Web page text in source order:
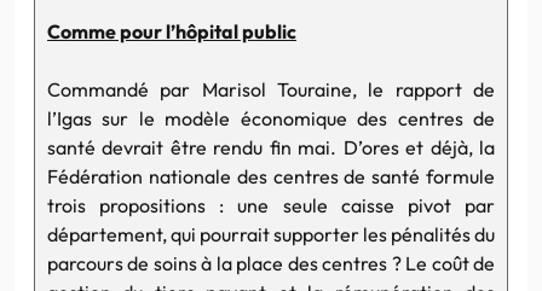
Comme pour l’hôpital public
Commandé par Marisol Touraine, le rapport de
l’Igas sur le modèle économique des centres de
santé devrait être rendu fin mai. D’ores et déjà, la
Fédération nationale des centres de santé formule
trois propositions : une seule caisse pivot par
département, qui pourrait supporter les pénalités du
parcours de soins à la place des centres ? Le coût de